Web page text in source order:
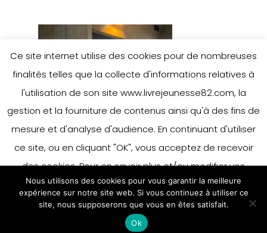
Ce site internet utilise des cookies pour de nombreuses
finalités telles que la collecte d'informations relatives à
l'utilisation de son site www.livrejeunesse82.com, la
gestion et la fourniture de contenus ainsi qu'à des fins de
mesure et d'analyse d'audience. En continuant d'utiliser
ce site, ou en cliquant "OK", vous acceptez de recevoir
des cookies. Pour en savoir plus et/ou modifier vos
préférences en matière de cookies, merci de vous référer
à notre politique sur les cookies.
Accepter
En savoir plus
Nous utilisons des cookies pour vous garantir la meilleure
expérience sur notre site web. Si vous continuez à utiliser ce
site, nous supposerons que vous en êtes satisfait.
Ok